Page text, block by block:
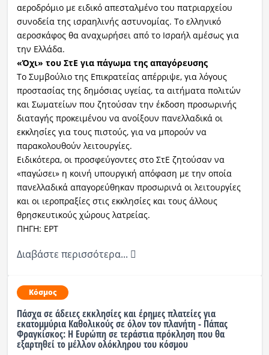
αεροδρόμιο με ειδικό απεσταλμένο του πατριαρχείου
συνοδεία της ισραηλινής αστυνομίας. Το ελληνικό
αεροσκάφος θα αναχωρήσει από το Ισραήλ αμέσως για
την Ελλάδα.
«Όχι» του ΣτΕ για πάγωμα της απαγόρευσης
Το Συμβούλιο της Επικρατείας απέρριψε, για λόγους
προστασίας της δημόσιας υγείας, τα αιτήματα πολιτών
και Σωματείων που ζητούσαν την έκδοση προσωρινής
διαταγής προκειμένου να ανοίξουν πανελλαδικά οι
εκκλησίες για τους πιστούς, για να μπορούν να
παρακολουθούν λειτουργίες.
Ειδικότερα, οι προσφεύγοντες στο ΣτΕ ζητούσαν να
«παγώσει» η κοινή υπουργική απόφαση με την οποία
πανελλαδικά απαγορεύθηκαν προσωρινά οι λειτουργίες
και οι ιεροπραξίες στις εκκλησίες και τους άλλους
θρησκευτικούς χώρους λατρείας.
ΠΗΓΗ: ΕΡΤ
Διαβάστε περισσότερα...
Κόσμος
Πάσχα σε άδειες εκκλησίες και έρημες πλατείες για
εκατομμύρια Καθολικούς σε όλον τον πλανήτη - Πάπας
Φραγκίσκος: Η Ευρώπη σε τεράστια πρόκληση που θα
εξαρτηθεί το μέλλον ολόκληρου του κόσμου